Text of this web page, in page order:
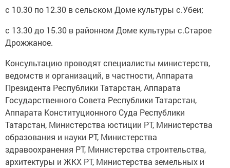
с 10.30 по 12.30 в сельском Доме культуры с.Убеи;
с 13.30 до 15.30 в районном Доме культуры с.Старое
Дрожжаное.
Консультацию проводят специалисты министерств,
ведомств и организаций, в частности, Аппарата
Президента Республики Татарстан, Аппарата
Государственного Совета Республики Татарстан,
Аппарата Конституционного Суда Республики
Татарстан, Министерства юстиции РТ, Министерства
образования и науки РТ, Министерства
здравоохранения РТ, Министерства строительства,
архитектуры и ЖКХ РТ, Министерства земельных и